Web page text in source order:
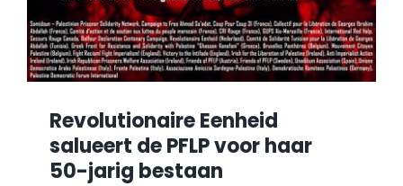
Revolutionaire Eenheid
salueert de PFLP voor haar
50-jarig bestaan